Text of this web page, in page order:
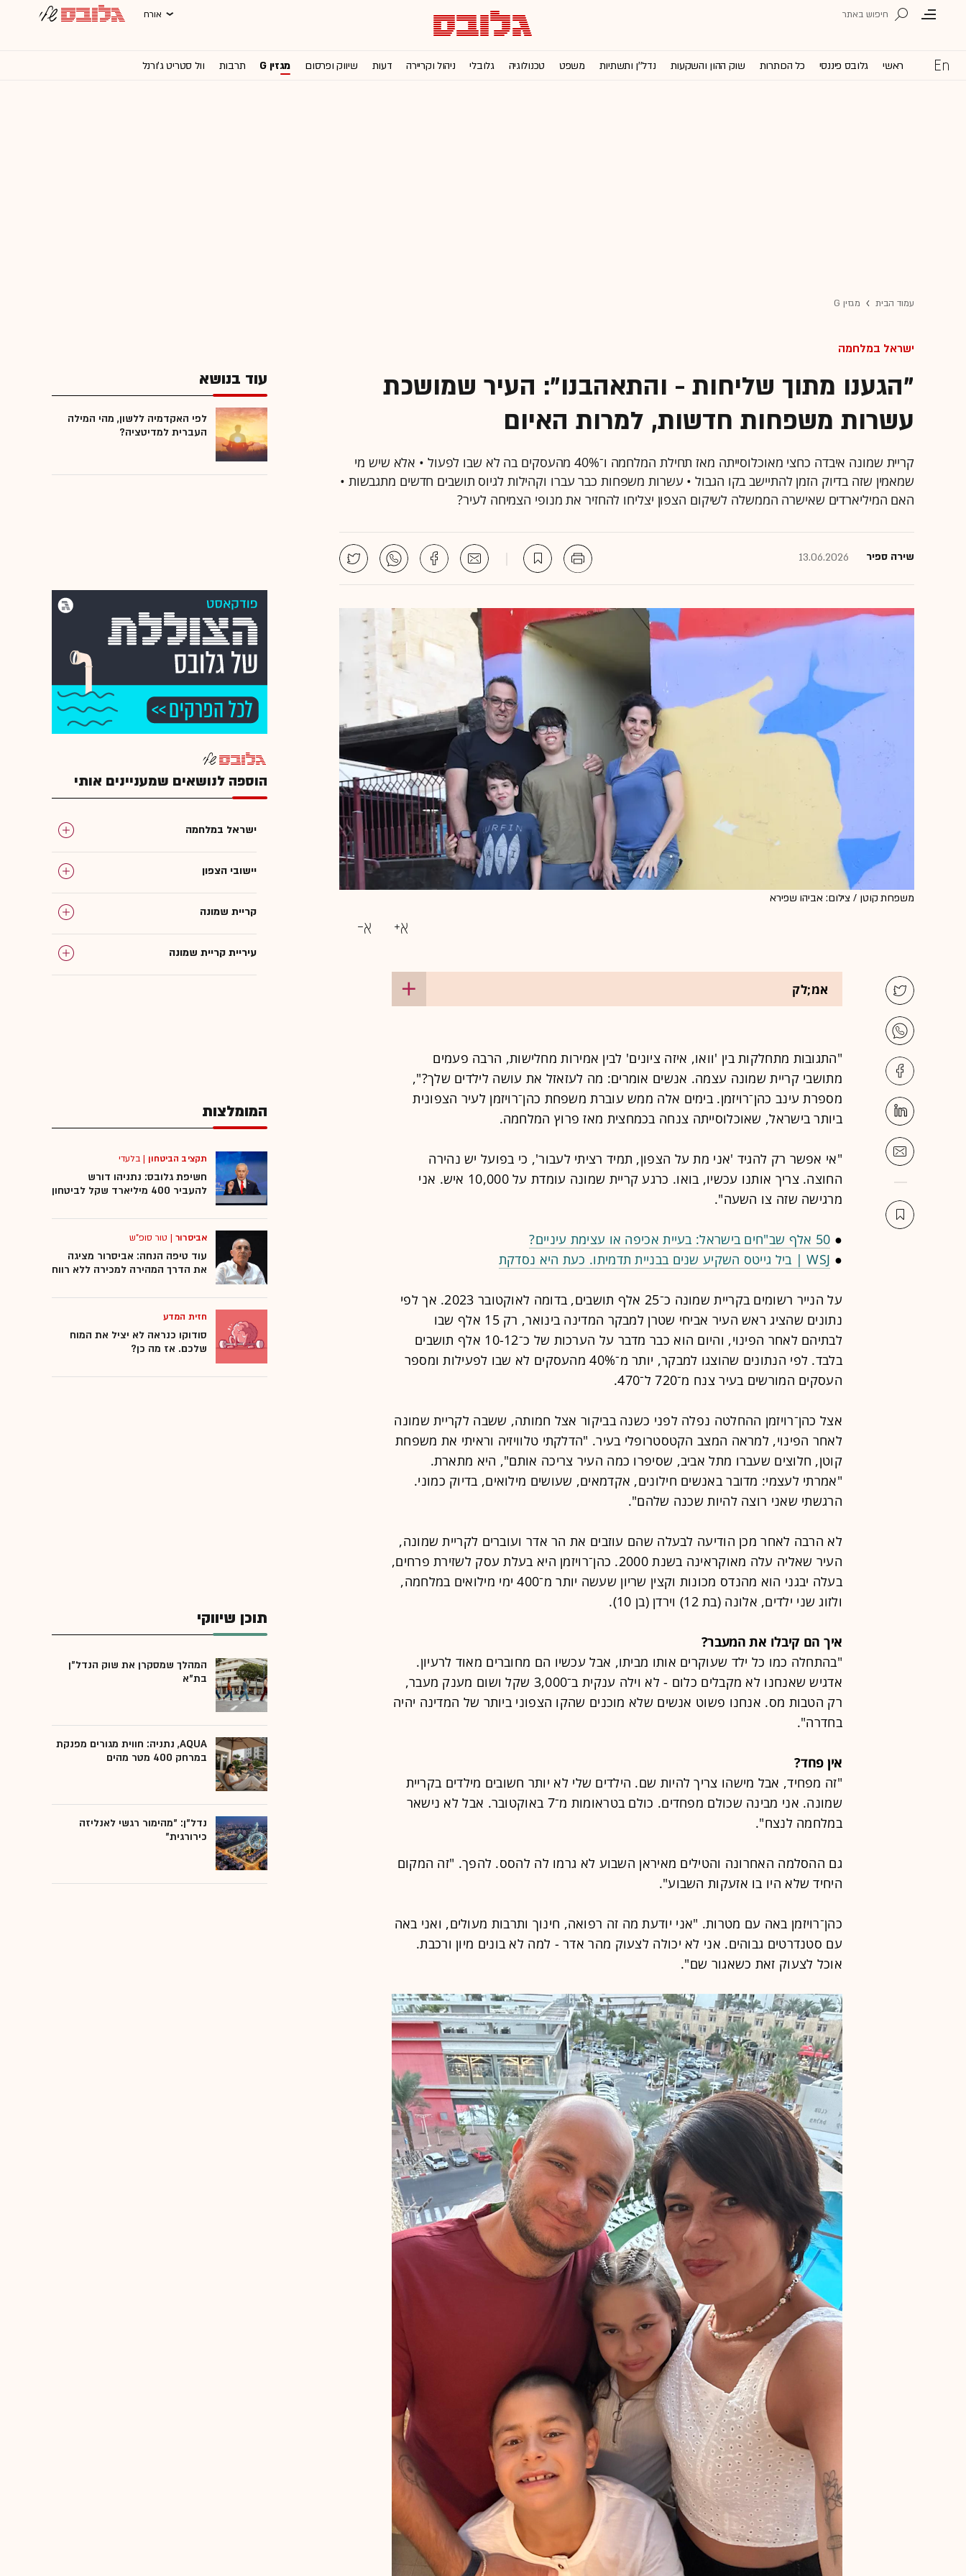
אורח
ראשי גלובס פיננסי כל הכותרות שוק ההון והשקעות נדל''ן ותשתיות משפט טכנולוגיה גלובלי ניהול וקריירה דעות שיווק ופרסום מגזין G תרבות וול סטריט ג'ורנל
עמוד הבית מגזין G
ישראל במלחמה
"הגענו מתוך שליחות - והתאהבנו": העיר שמושכת
עשרות משפחות חדשות, למרות האיום
קריית שמונה איבדה כחצי מאוכלוסייתה מאז תחילת המלחמה ו־40% מהעסקים בה לא שבו לפעול • אלא שיש מי
שמאמין שזה בדיוק הזמן להתיישב בקו הגבול • עשרות משפחות כבר עברו וקהילות לגיוס תושבים חדשים מתגבשות •
האם המיליארדים שאישרה הממשלה לשיקום הצפון יצליחו להחזיר את מנופי הצמיחה לעיר?
שירה ספיר 13.06.2026
משפחת קוטן / צילום: אביהו שפירא
אמ;לק
"התגובות מתחלקות בין 'וואו, איזה ציונים' לבין אמירות מחלישות, הרבה פעמים
מתושבי קריית שמונה עצמה. אנשים אומרים: מה לעזאזל את עושה לילדים שלך?",
מספרת עינב כהן־רויזמן. בימים אלה ממש עוברת משפחת כהן־רויזמן לעיר הצפונית
ביותר בישראל, שאוכלוסייתה צנחה בכמחצית מאז פרוץ המלחמה.
"אי אפשר רק להגיד 'אני מת על הצפון, תמיד רציתי לעבור', כי בפועל יש נהירה
החוצה. צריך אותנו עכשיו, בואו. כרגע קריית שמונה עומדת על 10,000 איש. אני
מרגישה שזה צו השעה".
● 50 אלף שב"חים בישראל: בעיית אכיפה או עצימת עיניים?
● WSJ | ביל גייטס השקיע שנים בבניית תדמיתו. כעת היא נסדקת
על הנייר רשומים בקריית שמונה כ־25 אלף תושבים, בדומה לאוקטובר 2023. אך לפי
נתונים שהציג ראש העיר אביחי שטרן למבקר המדינה בינואר, רק 15 אלף שבו
לבתיהם לאחר הפינוי, והיום הוא כבר מדבר על הערכות של כ־10-12 אלף תושבים
בלבד. לפי הנתונים שהוצגו למבקר, יותר מ־40% מהעסקים לא שבו לפעילות ומספר
העסקים המורשים בעיר צנח מ־720 ל־470.
אצל כהן־רויזמן ההחלטה נפלה לפני כשנה בביקור אצל חמותה, ששבה לקריית שמונה
לאחר הפינוי, למראה המצב הקטסטרופלי בעיר. "הדלקתי טלוויזיה וראיתי את משפחת
קוטן, חלוצים שעברו מתל אביב, שסיפרו כמה העיר צריכה אותם", היא מתארת.
"אמרתי לעצמי: מדובר באנשים חילונים, אקדמאים, שעושים מילואים, בדיוק כמוני.
הרגשתי שאני רוצה להיות שכנה שלהם".
לא הרבה לאחר מכן הודיעה לבעלה שהם עוזבים את הר אדר ועוברים לקריית שמונה,
העיר שאליה עלה מאוקראינה בשנת 2000. כהן־רויזמן היא בעלת עסק לשזירת פרחים,
בעלה יבגני הוא מהנדס מכונות וקצין שריון שעשה יותר מ־400 ימי מילואים במלחמה,
ולזוג שני ילדים, אלונה (בת 12) וירדן (בן 10).
איך הם קיבלו את המעבר?
"בהתחלה כמו כל ילד שעוקרים אותו מביתו, אבל עכשיו הם מחוברים מאוד לרעיון.
אדגיש שאנחנו לא מקבלים כלום - לא וילה ענקית ב־3,000 שקל ושום מענק מעבר,
רק הטבות מס. אנחנו פשוט אנשים שלא מוכנים שהקו הצפוני ביותר של המדינה יהיה
בחדרה".
אין פחד?
"זה מפחיד, אבל מישהו צריך להיות שם. הילדים שלי לא יותר חשובים מילדים בקריית
שמונה. אני מבינה שכולם מפחדים. כולם בטראומות מ־7 באוקטובר. אבל לא נישאר
במלחמה לנצח".
גם ההסלמה האחרונה והטילים מאיראן השבוע לא גרמו לה להסס. להפך. "זה המקום
היחיד שלא היו בו אזעקות השבוע".
כהן־רויזמן באה עם מטרות. "אני יודעת מה זה רפואה, חינוך ותרבות מעולים, ואני באה
עם סטנדרטים גבוהים. אני לא יכולה לצעוק מהר אדר - למה לא בונים מיון ורכבת.
אוכל לצעוק זאת כשאגור שם".
עוד בנושא
לפי האקדמיה ללשון, מהי המילה
העברית למדיטציה?
הוספה לנושאים שמעניינים אותי
ישראל במלחמה
יישובי הצפון
קריית שמונה
עיריית קריית שמונה
המומלצות
תקציב הביטחון |בלעדי
חשיפת גלובס: נתניהו דורש
להעביר 400 מיליארד שקל לביטחון
אביסרור| טור סופ"ש
עוד טיפה הנחה: אביסרור מציגה
את הדרך המהירה למכירה ללא רווח
חזית המדע
סודוקו כנראה לא יציל את המוח
שלכם. אז מה כן?
תוכן שיווקי
המהלך שמסקרן את שוק הנדל"ן
בת"א
AQUA, נתניה: חווית מגורים מפנקת
במרחק 400 מטר מהים
נדל"ן: "מהימור רגשי לאנליזה
כירורגית"